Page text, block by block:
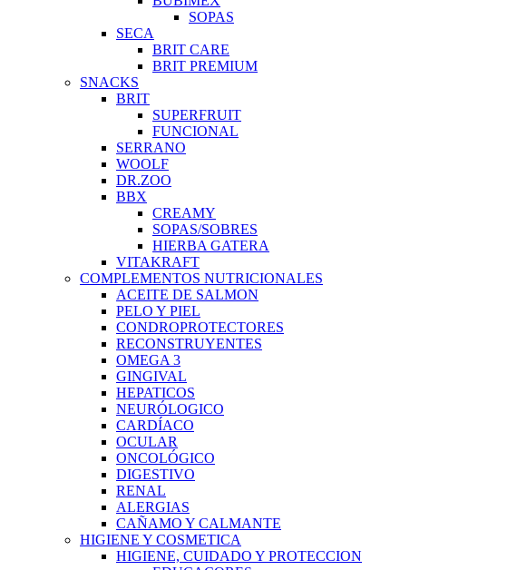
SOPAS
SECA
BRIT CARE
BRIT PREMIUM
SNACKS
BRIT
SUPERFRUIT
FUNCIONAL
SERRANO
WOOLF
DR.ZOO
BBX
CREAMY
SOPAS/SOBRES
HIERBA GATERA
VITAKRAFT
COMPLEMENTOS NUTRICIONALES
ACEITE DE SALMON
PELO Y PIEL
CONDROPROTECTORES
RECONSTRUYENTES
OMEGA 3
GINGIVAL
HEPATICOS
NEURÓLOGICO
CARDÍACO
OCULAR
ONCOLÓGICO
DIGESTIVO
RENAL
ALERGIAS
CAÑAMO Y CALMANTE
HIGIENE Y COSMETICA
HIGIENE, CUIDADO Y PROTECCION